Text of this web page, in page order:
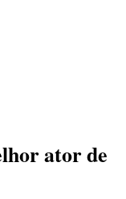
ator de